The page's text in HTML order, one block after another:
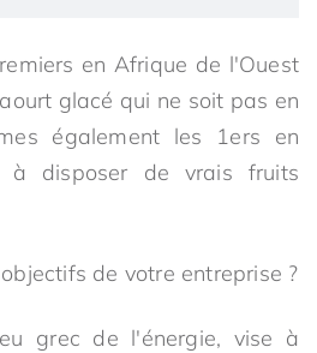
en Afrique de l'Ouest
glacé qui ne soit pas en
également les 1ers en
à disposer de vrais fruits
de votre entreprise ?
grec de l'énergie, vise à